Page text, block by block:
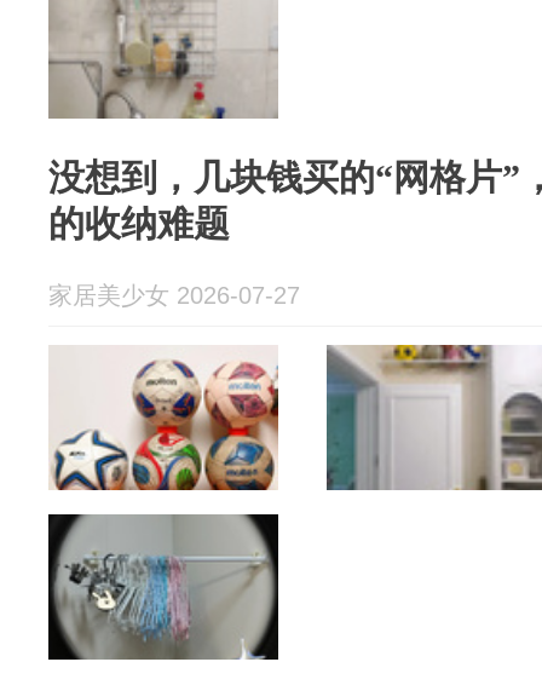
没想到，几块钱买的“网格片”
的收纳难题
家居美少女 2026-07-27